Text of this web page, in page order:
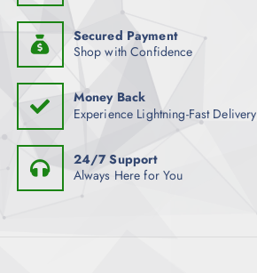
Secured Payment
Shop with Confidence
Money Back
Experience Lightning-Fast Delivery
24/7 Support
Always Here for You